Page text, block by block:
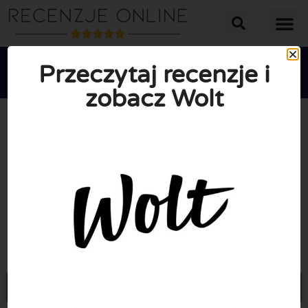
   
ŚREDNIA OCENA: 2.6/10
Przeczytaj recenzje i
zobacz Wolt